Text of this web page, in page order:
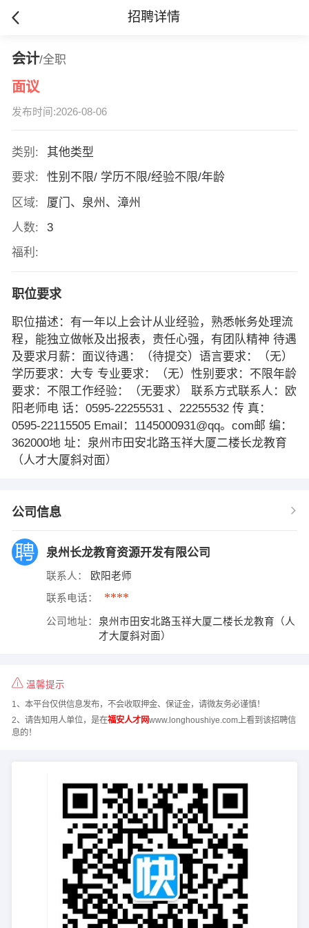
招聘详情
会计/全职
面议
发布时间:2026-08-06
类别:
其他类型
要求:
性别不限/ 学历不限/经验不限/年龄
区域:
厦门、泉州、漳州
人数:
3
福利:
职位要求
职位描述：有一年以上会计从业经验，熟悉帐务处理流
程，能独立做帐及出报表，责任心强，有团队精神 待遇
及要求月薪：面议待遇：（待提交）语言要求：（无）
学历要求：大专 专业要求：（无）性别要求：不限年龄
要求：不限工作经验：（无要求） 联系方式联系人：欧
阳老师电 话：0595-22255531 、22255532 传 真：
0595-22115505 Email：1145000931@qq。com邮 编：
362000地 址：泉州市田安北路玉祥大厦二楼长龙教育
（人才大厦斜对面）
公司信息
泉州长龙教育资源开发有限公司
联系人： 欧阳老师
联系电话： ****
公司地址：
泉州市田安北路玉祥大厦二楼长龙教育（人
才大厦斜对面）
温馨提示
1、本平台仅供信息发布，不会收取押金、保证金，请微友务必谨慎！
2、请告知用人单位，是在福安人才网www.longhoushiye.com上看到该招聘信
息的！